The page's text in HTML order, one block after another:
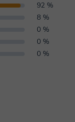
92 %
8 %
0 %
0 %
0 %